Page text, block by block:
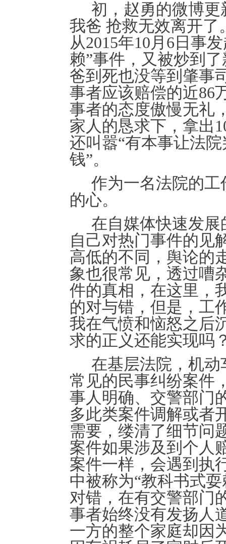
初，赵勇的微博更
我爸 抢救无效离开了
从2015年10月 6日事
赖”事件，又被炒到
爸到死也没等到肇事
事者应该赔偿的近86
事者的态度傲慢无礼
家人的恳求下，拿出 1
还叫嚣“有本事让法
钱”。
作为一名法院的
的心。
在自媒体快速发
自己对热门事件的见
高低的不同，舆论的
象也很常见，透过嘈
件的真相，在这里，
的对与错，但是，工
我在气愤和恼怒之后
求的正义还能实现吗
在基层法院，机
常见的民事纠纷案件
事人明确、交警部门
多此类案件调解或者
需要，缕清了细节问
案件如果涉及到个人
案件一样，会遇到执
中被称为“教科书式
对错，在有交警部门
事者始终没有发扬人
一方的整个家庭却因